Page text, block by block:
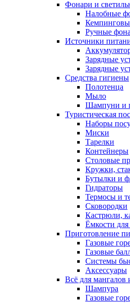
Фонари и
Налобные
Ручные
Источники
Зарядные
Зарядные
Средства гигиены
Полотенца
Мыло
Шампуни и
Туристическая
Наборы
Миски
Тарелки
Контейнеры
Столовые
Кружки,
Бутылки и
Гидраторы
Термосы и
Сковородки
Кастрюли,
Ёмкости
Приготовление
Газовые
Газовые
Системы
Аксессуары
Всё для мангалов
Шампура
Газовые